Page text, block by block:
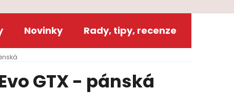
KOŠÍK
Novinky Rady, tipy, recenze
GTX - pánská